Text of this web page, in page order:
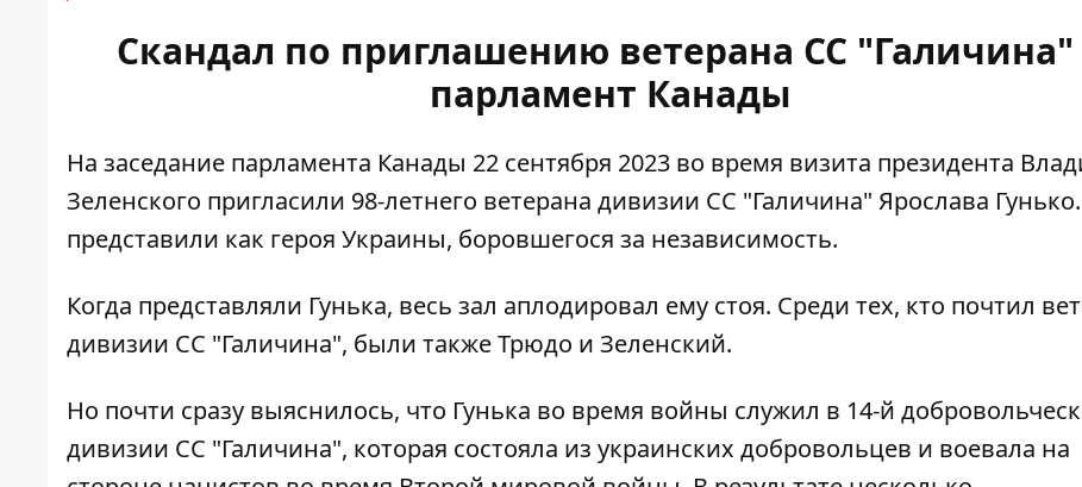
Скандал по приглашению ветерана СС "Галичина"
парламент Канады
На заседание парламента Канады 22 сентября 2023 во время визита президента
Зеленского пригласили 98-летнего ветерана дивизии СС "Галичина" Ярослава
представили как героя Украины, боровшегося за независимость.
Когда представляли Гунька, весь зал аплодировал ему стоя. Среди тех, кто почтил
дивизии СС "Галичина", были также Трюдо и Зеленский.
Но почти сразу выяснилось, что Гунька во время войны служил в 14-й
дивизии СС "Галичина", которая состояла из украинских добровольцев и воевала на